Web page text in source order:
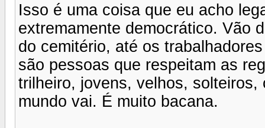
Isso é uma coisa que eu acho
extremamente democrático. Vão
do cemitério, até os
são pessoas que respeitam as
trilheiro, jovens, velhos,
mundo vai. É muito bacana.